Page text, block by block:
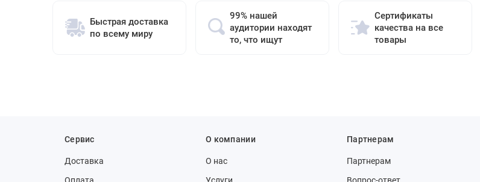
Быстрая доставка
по всему миру
99% нашей
аудитории находят
то, что ищут
Сертификаты
качества на все
товары
Сервис
Доставка
О компании
О нас
Партнерам
Партнерам